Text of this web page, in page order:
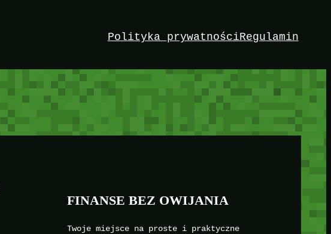
Polityka prywatnościRegulamin
FINANSE BEZ OWIJANIA
Twoje miejsce na proste i praktyczne